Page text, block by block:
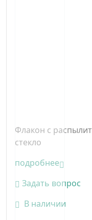
Флакон с
стекло
подробнее
Задать вопрос
В наличии